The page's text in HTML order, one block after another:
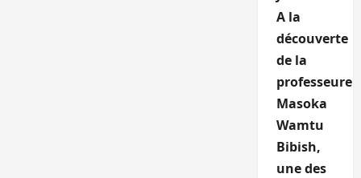
A la
découverte
de la
professeure
Masoka
Wamtu
Bibish,
une des